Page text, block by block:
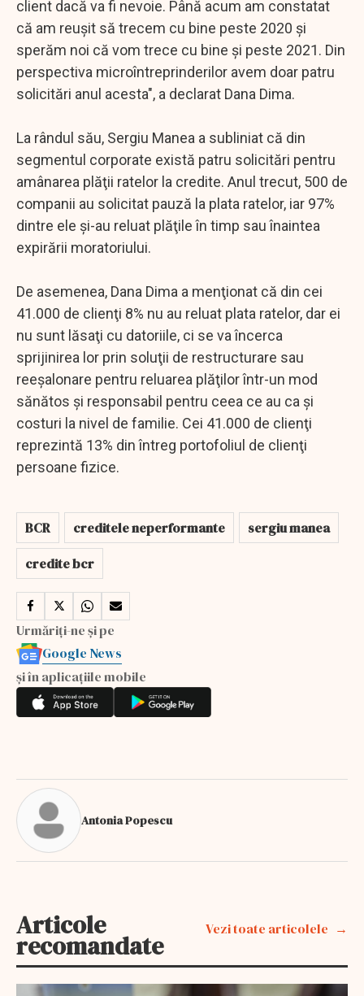
client dacă va fi nevoie. Până acum am constatat
că am reuşit să trecem cu bine peste 2020 şi
sperăm noi că vom trece cu bine şi peste 2021. Din
perspectiva microîntreprinderilor avem doar patru
solicitări anul acesta", a declarat Dana Dima.
La rândul său, Sergiu Manea a subliniat că din
segmentul corporate există patru solicitări pentru
amânarea plăţii ratelor la credite. Anul trecut, 500 de
companii au solicitat pauză la plata ratelor, iar 97%
dintre ele şi-au reluat plăţile în timp sau înaintea
expirării moratoriului.
De asemenea, Dana Dima a menţionat că din cei
41.000 de clienţi 8% nu au reluat plata ratelor, dar ei
nu sunt lăsaţi cu datoriile, ci se va încerca
sprijinirea lor prin soluţii de restructurare sau
reeşalonare pentru reluarea plăţilor într-un mod
sănătos şi responsabil pentru ceea ce au ca şi
costuri la nivel de familie. Cei 41.000 de clienţi
reprezintă 13% din întreg portofoliul de clienţi
persoane fizice.
BCR creditele neperformante
sergiu manea
credite bcr
Urmăriți-ne și pe
Google News
și în aplicațiile mobile
Antonia Popescu
Articole
recomandate
Vezi toate articolele